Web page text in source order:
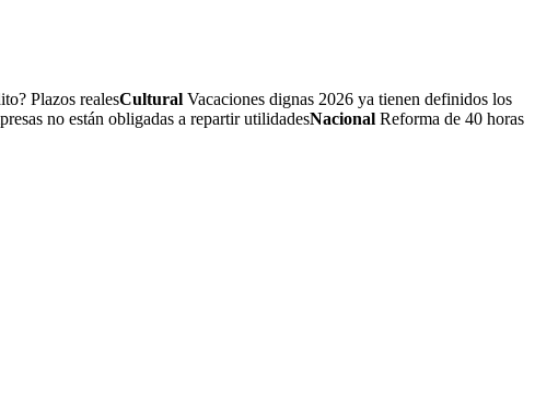
Plazos realesCultural Vacaciones dignas 2026 ya tienen definidos los
no están obligadas a repartir utilidadesNacional Reforma de 40 horas